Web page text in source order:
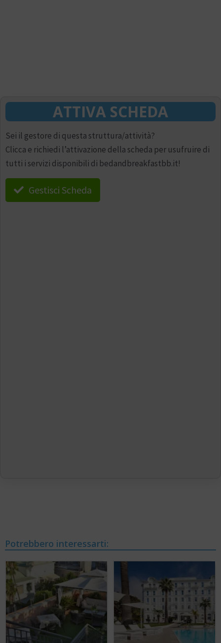
ATTIVA SCHEDA
Sei il gestore di questa struttura/attività?
Clicca e richiedi l’attivazione della scheda per usufruire di
tutti i servizi disponibili di bedandbreakfastbb.it!
Gestisci Scheda
Potrebbero interessarti: